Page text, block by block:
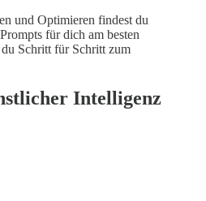
und Optimieren findest du
für dich am besten
Schritt für Schritt zum
Intelligenz